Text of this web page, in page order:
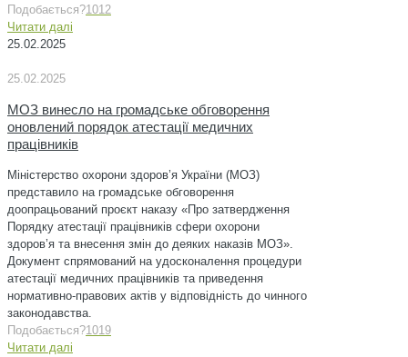
Подобається?1012
Читати далі
25.02.2025
25.02.2025
МОЗ винесло на громадське обговорення
оновлений порядок атестації медичних
працівників
Міністерство охорони здоров’я України (МОЗ)
представило на громадське обговорення
доопрацьований проєкт наказу «Про затвердження
Порядку атестації працівників сфери охорони
здоров’я та внесення змін до деяких наказів МОЗ».
Документ спрямований на удосконалення процедури
атестації медичних працівників та приведення
нормативно-правових актів у відповідність до чинного
законодавства.
Подобається?1019
Читати далі